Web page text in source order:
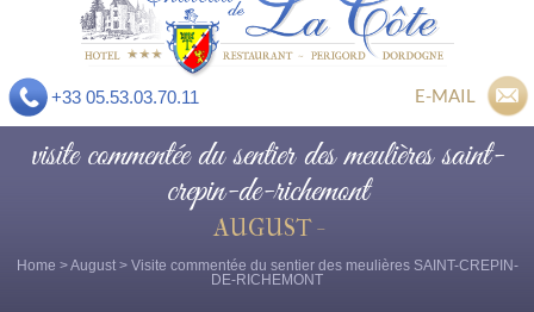
+33 05.53.03.70.11 E-MAIL
visite commentée du sentier des meulières saint-
crepin-de-richemont
AUGUST -
Home >August> Visite commentée du sentier des meulières SAINT-CREPIN-
DE-RICHEMONT